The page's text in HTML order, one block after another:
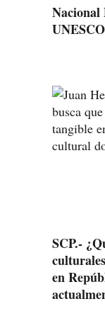
Nacional
SCP.-
en